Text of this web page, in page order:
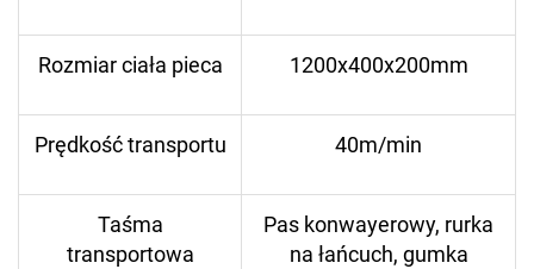
Rozmiar ciała pieca 1200x400x200mm
Prędkość transportu 40m/min
Taśma
transportowa
Pas konwayerowy, rurka
na łańcuch, gumka